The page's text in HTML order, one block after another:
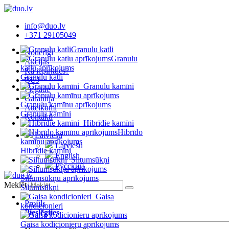
info@duo.lv
+371 29105049
Noderīgi
Akcijas
Kā iepirkties?
BUJ
Piegāde
Garantija
Atteikumi
Kontakti
Latviešu
Latviešu
English
Русский
Granulu katli
Granulu
katlu aprīkojums
Granulu katli
Granulu kamīni
Granulu kamīnu aprīkojums
Granulu kamīni
Hibrīdie kamīni
Hibrīdo
kamīnu aprīkojums
Hibrīdie kamīni
Siltumsūkņi
Siltumsūkņu aprīkojums
Siltumsūkņi
Gaisa
kondicionieri
Gaisa kodicionieru aprīkojums
Meklēt
Profils
Pieslēgties